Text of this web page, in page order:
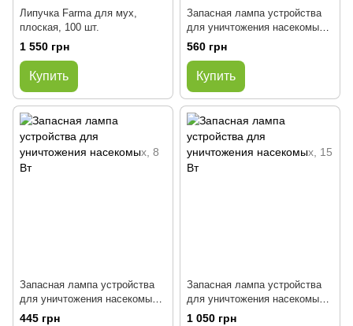
Липучка Farma для мух,
плоская, 100 шт.
1 550 грн
Купить
Запасная лампа устройства
для уничтожения насекомых,
6 Вт
560 грн
Купить
Запасная лампа устройства
для уничтожения насекомых,
8 Вт
445 грн
Запасная лампа устройства
для уничтожения насекомых,
15 Вт
1 050 грн